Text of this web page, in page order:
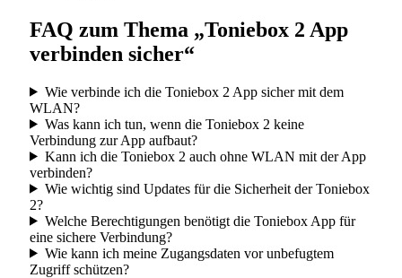
FAQ zum Thema „Toniebox 2 App
verbinden sicher“
Wie verbinde ich die Toniebox 2 App sicher mit dem
WLAN?
Was kann ich tun, wenn die Toniebox 2 keine
Verbindung zur App aufbaut?
Kann ich die Toniebox 2 auch ohne WLAN mit der App
verbinden?
Wie wichtig sind Updates für die Sicherheit der Toniebox
2?
Welche Berechtigungen benötigt die Toniebox App für
eine sichere Verbindung?
Wie kann ich meine Zugangsdaten vor unbefugtem
Zugriff schützen?